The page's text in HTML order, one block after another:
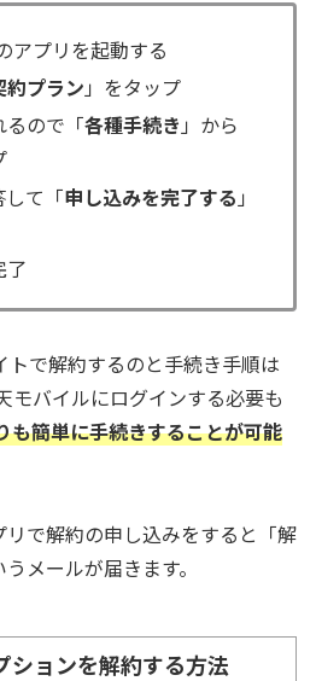
アプリを起動する
約プラン 」をタップ
るので「各種手続き 」から
て「申し込みを完了する 」
了
トで解約するのと手続き手順は
モバイルにログインする必要も
も簡単に手続きすることが可能
で解約の申し込みをすると「解
メールが届きます。
ションを解約する方法